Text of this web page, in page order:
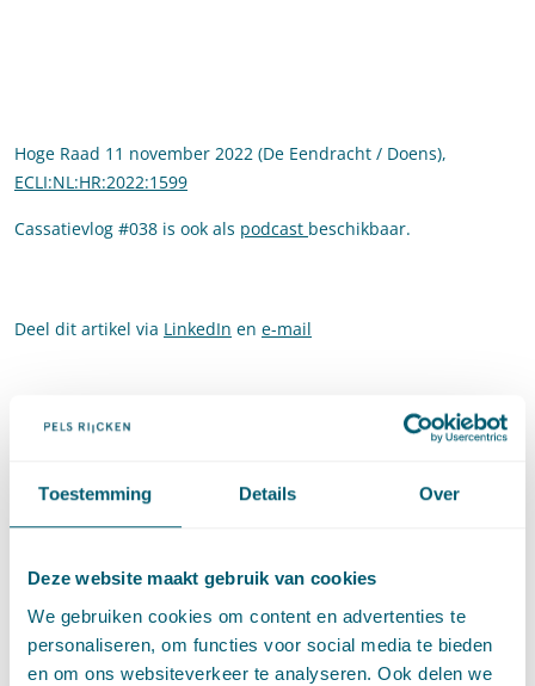
Toestemming Details Over
Deze website maakt gebruik van cookies
We gebruiken cookies om content en advertenties te
personaliseren, om functies voor social media te bieden
en om ons websiteverkeer te analyseren. Ook delen we
Hoge Raad 11 november 2022 (De Eendracht / Doens),
ECLI:NL:HR:2022:1599
Cassatievlog #038 is ook als podcast beschikbaar.
Deel dit artikel via LinkedIn en e-mail
Contact